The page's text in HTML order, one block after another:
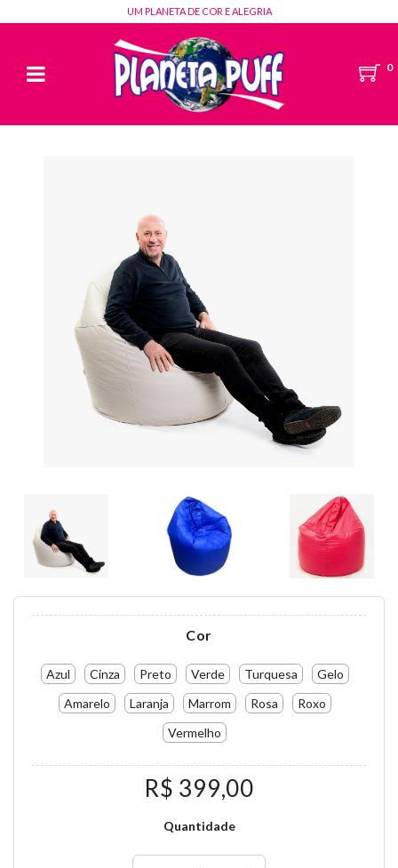
UM PLANETA DE COR E ALEGRIA
0
Cor
Azul Cinza Preto Verde Turquesa
Gelo
Amarelo
Laranja Marrom Rosa
Roxo
Vermelho
R$ 399,00
Quantidade